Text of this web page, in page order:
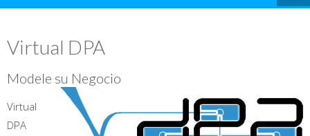
Virtual DPA
Modele su Negocio
Virtual
DPA